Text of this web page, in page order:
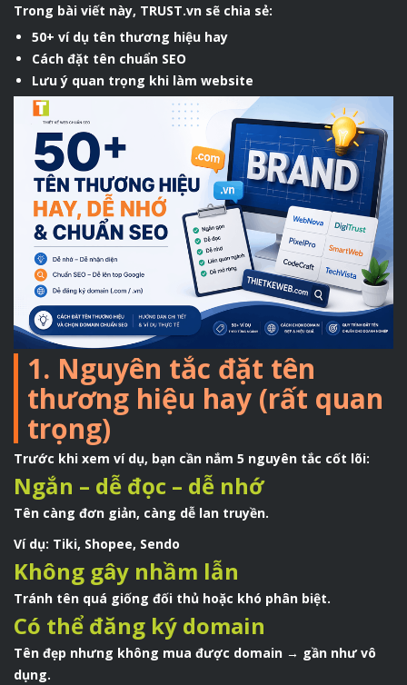
Trong bài viết này, TRUST.vn sẽ chia sẻ:
50+ ví dụ tên thương hiệu hay
Cách đặt tên chuẩn SEO
Lưu ý quan trọng khi làm website
1. Nguyên tắc đặt tên
thương hiệu hay (rất quan
trọng)
Trước khi xem ví dụ, bạn cần nắm 5 nguyên tắc cốt lõi:
Ngắn – dễ đọc – dễ nhớ
Tên càng đơn giản, càng dễ lan truyền.
Ví dụ: Tiki, Shopee, Sendo
Không gây nhầm lẫn
Tránh tên quá giống đối thủ hoặc khó phân biệt.
Có thể đăng ký domain
Tên đẹp nhưng không mua được domain → gần như vô
dụng.